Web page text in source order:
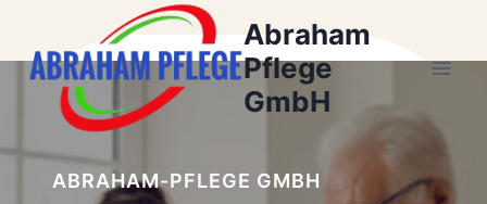
springen
Abraham
Pflege
GmbH
ABRAHAM-PFLEGE GMBH